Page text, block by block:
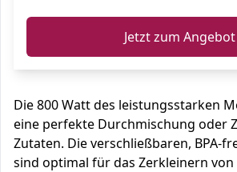
Jetzt zum Angebot
Die 800 Watt des leistungsstarken
eine perfekte Durchmischung oder
Zutaten. Die verschließbaren, BPA-
sind optimal für das Zerkleinern